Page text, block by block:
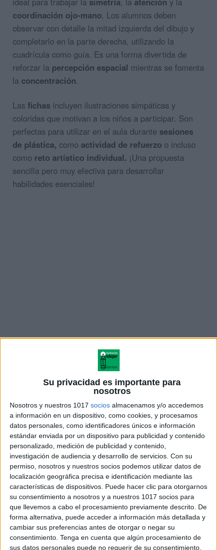
Su privacidad es importante para
nosotros
Nosotros y nuestros 1017 socios almacenamos y/o accedemos
a información en un dispositivo, como cookies, y procesamos
datos personales, como identificadores únicos e información
estándar enviada por un dispositivo para publicidad y contenido
personalizado, medición de publicidad y contenido,
investigación de audiencia y desarrollo de servicios. Con su
permiso, nosotros y nuestros socios podemos utilizar datos de
localización geográfica precisa e identificación mediante las
características de dispositivos. Puede hacer clic para otorgarnos
su consentimiento a nosotros y a nuestros 1017 socios para
que llevemos a cabo el procesamiento previamente descrito. De
forma alternativa, puede acceder a información más detallada y
cambiar sus preferencias antes de otorgar o negar su
consentimiento. Tenga en cuenta que algún procesamiento de
sus datos personales puede no requerir de su consentimiento,
coordinación ojo-mano. Los alumnos deben
observar con detalle la mitad izquierda del dibujo y
completarlo en la parte derecha, utilizando la
cuadrícula como guía. Es una forma divertida de
reforzar la percepción espacial mientras se fomenta
la concentración.
Las fichas incluyen ilustraciones simpáticas y
coloridas que motivan a los niños a participar. Son
perfectas para utilizar en el aula durante sesiones
de plástica, como actividad de refuerzo o incluso
como reto artístico individual. ¡Una propuesta
sencilla pero muy efectiva para desarrollar
habilidades esenciales!
ÚNETE A NUESTRO GRUPO EXCLUSIVO DE
WHATSAPP